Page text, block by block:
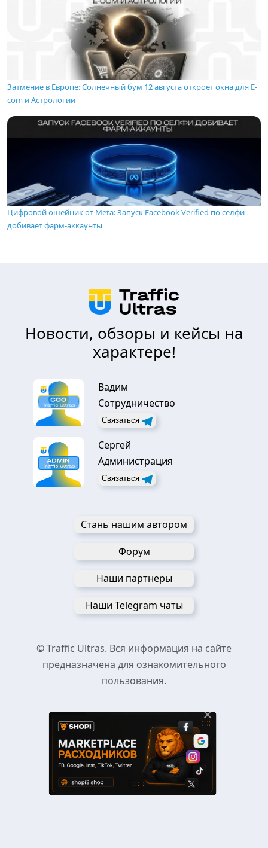
Затмение в Европе: Солнечный бум 12 августа откроет окна для E-
com и Астрологии
Цифровой ошейник от Meta: Запуск Facebook Verified по селфи
добивает фарм-аккаунты
Новости, обзоры и кейсы на
характере!
Вадим
Сотрудничество
Связаться
Сергей
Администрация
Связаться
Стань нашим автором
Форум
Наши партнеры
Наши Telegram чаты
© Traffic Ultras. Вся информация на сайте
предназначена для ознакомительного
пользования.
×